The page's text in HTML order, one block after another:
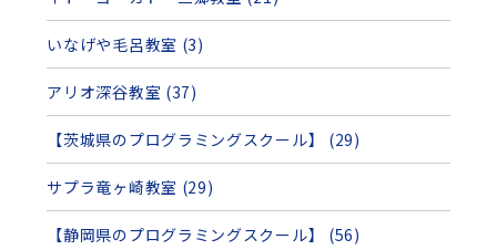
いなげや毛呂教室 (3)
アリオ深谷教室 (37)
【茨城県のプログラミングスクール】 (29)
サプラ竜ヶ崎教室 (29)
【静岡県のプログラミングスクール】 (56)